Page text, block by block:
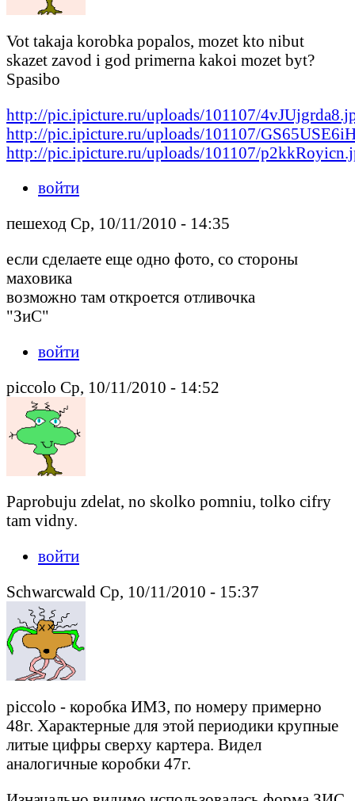
Vot takaja korobka popalos, mozet kto nibut
skazet zavod i god primerna kakoi mozet byt?
Spasibo
http://pic.ipicture.ru/uploads/101107/
http://pic.ipicture.ru/uploads/101107/
http://pic.ipicture.ru/uploads/101107/
войти
пешеход Ср, 10/11/2010 - 14:35
если сделаете еще одно фото, со стороны
маховика
возможно там откроется отливочка
"ЗиС"
войти
piccolo Ср, 10/11/2010 - 14:52
Paprobuju zdelat, no skolko pomniu, tolko cifry
tam vidny.
войти
Schwarcwald Ср, 10/11/2010 - 15:37
piccolo - коробка ИМЗ, по номеру примерно
48г. Характерные для этой периодики крупные
литые цифры сверху картера. Видел
аналогичные коробки 47г.